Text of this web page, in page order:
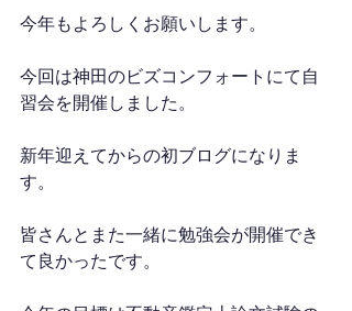
今年もよろしくお願いします。
今回は神田のビズコンフォートにて自
習会を開催しました。
新年迎えてからの初ブログになりま
す。
皆さんとまた一緒に勉強会が開催でき
て良かったです。